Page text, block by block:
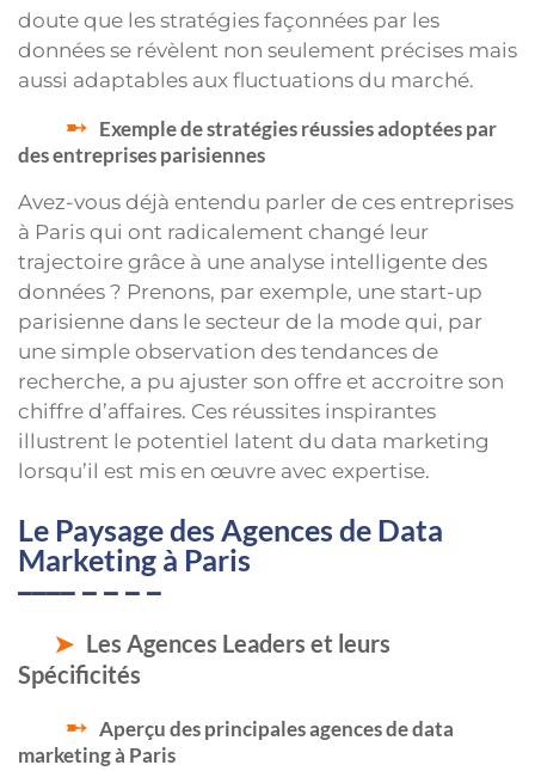
doute que les stratégies façonnées par les
données se révèlent non seulement précises mais
aussi adaptables aux fluctuations du marché.
Exemple de stratégies réussies adoptées par
des entreprises parisiennes
Avez-vous déjà entendu parler de ces entreprises
à Paris qui ont radicalement changé leur
trajectoire grâce à une analyse intelligente des
données ? Prenons, par exemple, une start-up
parisienne dans le secteur de la mode qui, par
une simple observation des tendances de
recherche, a pu ajuster son offre et accroitre son
chiffre d’affaires. Ces réussites inspirantes
illustrent le potentiel latent du data marketing
lorsqu’il est mis en œuvre avec expertise.
Le Paysage des Agences de Data
Marketing à Paris
Les Agences Leaders et leurs
Spécificités
Aperçu des principales agences de data
marketing à Paris